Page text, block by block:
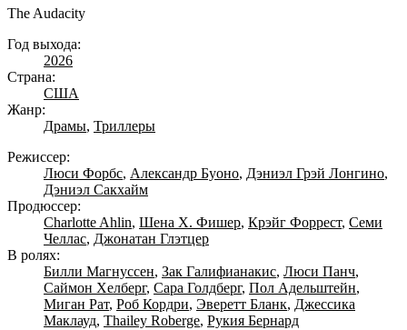
The Audacity
Год выхода:
2026
Страна:
США
Жанр:
Драмы, Триллеры
Режиссер:
Люси Форбс, Александр Буоно, Дэниэл Грэй Лонгино,
Дэниэл Сакхайм
Продюссер:
Charlotte Ahlin, Шена Х. Фишер, Крэйг Форрест, Семи
Челлас, Джонатан Глэтцер
В ролях:
Билли Магнуссен, Зак Галифианакис, Люси Панч,
Саймон Хелберг, Сара Голдберг, Пол Адельштейн,
Миган Рат, Роб Кордри, Эверетт Бланк, Джессика
Маклауд, Thailey Roberge, Рукия Бернард